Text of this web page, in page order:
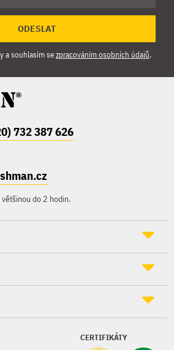
ODESLAT
a souhlasím sezpracováním osobních údajů.
732 387 626
do 2 hodin.
CERTIFIKÁTY